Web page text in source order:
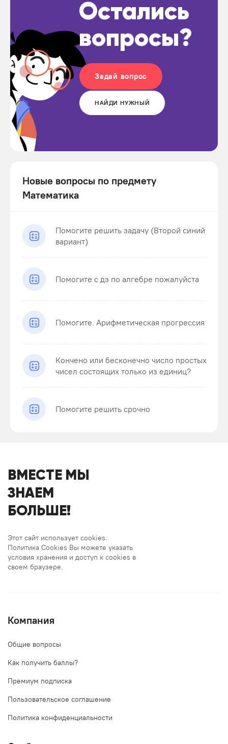
Остались
вопросы?
Задай вопрос
НАЙДИ НУЖНЫЙ
Новые вопросы по предмету
Математика
Помогите решить задачу (Второй синий
вариант)
Помогите с дз по алгебре пожалуйста
Помогите. Арифметическая прогрессия
Кончено или бесконечно число простых
чисел состоящих только из единиц?
Помогите решить срочно
ВМЕСТЕ МЫ
ЗНАЕМ
БОЛЬШЕ!
Этот сайт использует cookies.
Политика Cookies Вы можете указать
условия хранения и доступ к cookies в
своем браузере.
Компания
Общие вопросы
Как получить баллы?
Премиум подписка
Пользовательское соглашение
Политика конфиденциальности